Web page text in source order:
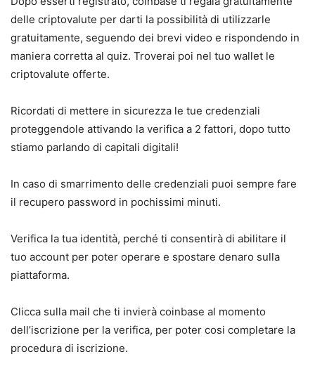
delle criptovalute per darti la possibilità di utilizzarle
gratuitamente, seguendo dei brevi video e rispondendo in
maniera corretta al quiz. Troverai poi nel tuo wallet le
criptovalute offerte.
Ricordati di mettere in sicurezza le tue credenziali
proteggendole attivando la verifica a 2 fattori, dopo tutto
stiamo parlando di capitali digitali!
In caso di smarrimento delle credenziali puoi sempre fare
il recupero password in pochissimi minuti.
Verifica la tua identità, perché ti consentirà di abilitare il
tuo account per poter operare e spostare denaro sulla
piattaforma.
Clicca sulla mail che ti invierà coinbase al momento
dell’iscrizione per la verifica, per poter cosi completare la
procedura di iscrizione.